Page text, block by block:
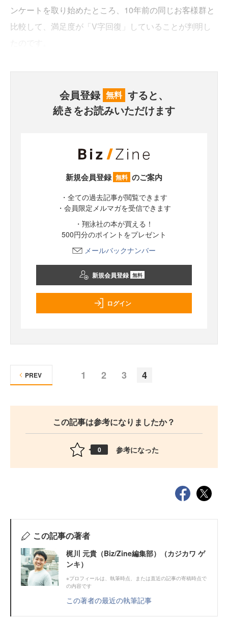
ンケートを取り始めたところ、10年前の同じお客様群と
比較して、満足度が「V字回復」していることが判明し
会員登録 無料 すると、
続きをお読みいただけます
新規会員登録 無料 のご案内
・全ての過去記事が閲覧できます
・会員限定メルマガを受信できます
・翔泳社の本が買える！
500円分のポイントをプレゼント
メールバックナンバー
新規会員登録 無料
ログイン
1 2 3 4
PREV
この記事は参考になりましたか？
0 参考になった
この記事の著者
梶川 元貴（Biz/Zine編集部）（カジカワ ゲ
ンキ）
※プロフィールは、執筆時点、または直近の記事の寄稿時点で
の内容です
この著者の最近の執筆記事